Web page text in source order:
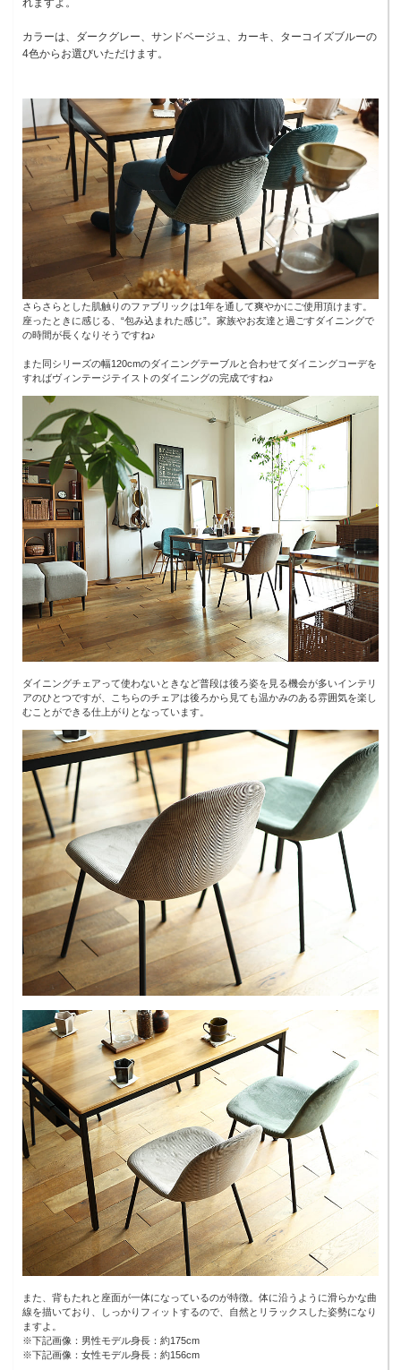
れますよ。
カラーは、ダークグレー、サンドベージュ、カーキ、ターコイズブルーの
4色からお選びいただけます。
さらさらとした肌触りのファブリックは1年を通して爽やかにご使用頂けます。
座ったときに感じる、“包み込まれた感じ”。家族やお友達と過ごすダイニングで
の時間が長くなりそうですね♪
また同シリーズの幅120cmのダイニングテーブルと合わせてダイニングコーデを
すればヴィンテージテイストのダイニングの完成ですね♪
ダイニングチェアって使わないときなど普段は後ろ姿を見る機会が多いインテリ
アのひとつですが、こちらのチェアは後ろから見ても温かみのある雰囲気を楽し
むことができる仕上がりとなっています。
また、背もたれと座面が一体になっているのが特徴。体に沿うように滑らかな曲
線を描いており、しっかりフィットするので、自然とリラックスした姿勢になり
ますよ。
※下記画像：男性モデル身長：約175cm
※下記画像：女性モデル身長：約156cm